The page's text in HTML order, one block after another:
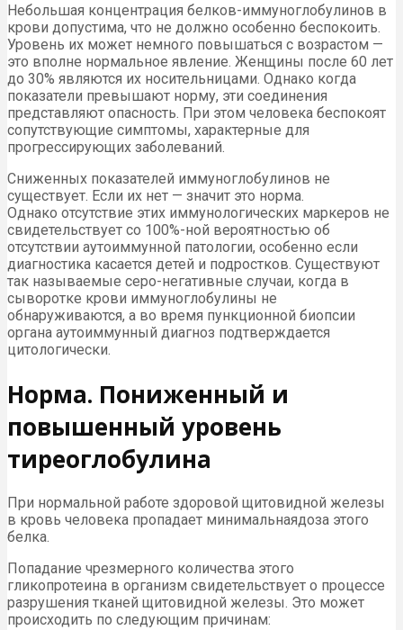
Небольшая концентрация белков-иммуноглобулинов в
крови допустима, что не должно особенно беспокоить.
Уровень их может немного повышаться с возрастом —
это вполне нормальное явление. Женщины после 60 лет
до 30% являются их носительницами. Однако когда
показатели превышают норму, эти соединения
представляют опасность. При этом человека беспокоят
сопутствующие симптомы, характерные для
прогрессирующих заболеваний.
Сниженных показателей иммуноглобулинов не
существует. Если их нет — значит это норма.
Однако отсутствие этих иммунологических маркеров не
свидетельствует со 100%-ной вероятностью об
отсутствии аутоиммунной патологии, особенно если
диагностика касается детей и подростков. Существуют
так называемые серо-негативные случаи, когда в
сыворотке крови иммуноглобулины не
обнаруживаются, а во время пункционной биопсии
органа аутоиммунный диагноз подтверждается
цитологически.
Норма. Пониженный и
повышенный уровень
тиреоглобулина
При нормальной работе здоровой щитовидной железы
в кровь человека пропадает минимальнаядоза этого
белка.
Попадание чрезмерного количества этого
гликопротеина в организм свидетельствует о процессе
разрушения тканей щитовидной железы. Это может
происходить по следующим причинам: